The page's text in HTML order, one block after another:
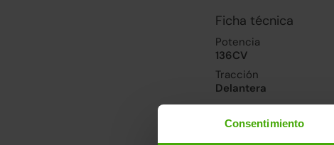
Consentimiento
Ficha técnica
Potencia
136CV
Tracción
Delantera
Prestaciones,